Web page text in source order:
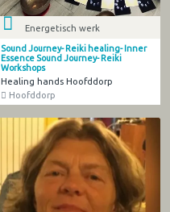
Energetisch werk
Sound Journey- Reiki healing- Inner
Essence Sound Journey- Reiki
Workshops
Healing hands Hoofddorp
Hoofddorp